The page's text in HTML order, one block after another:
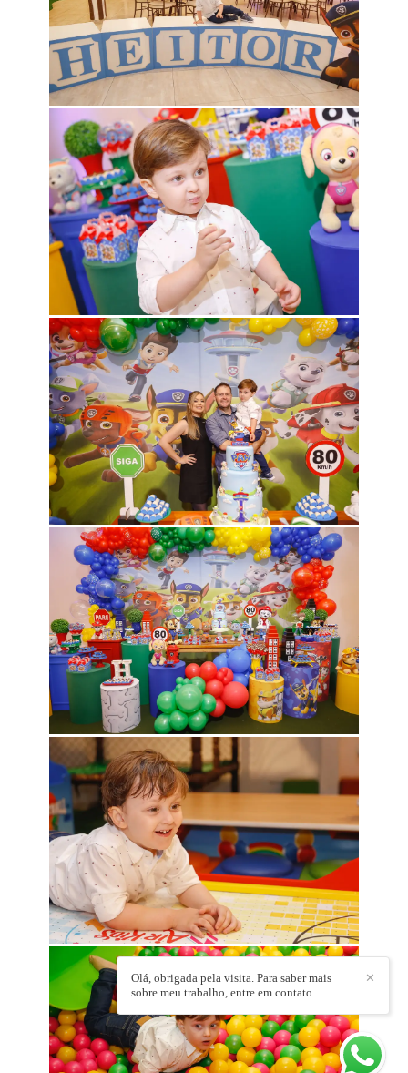
✕
Olá, obrigada pela visita. Para saber mais
sobre meu trabalho, entre em contato.